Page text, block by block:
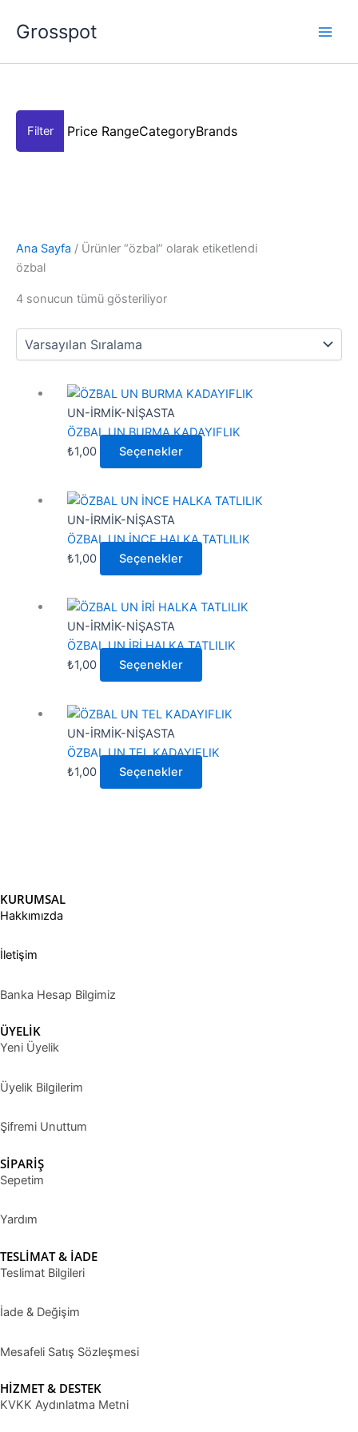
atlaGrosspot
Price RangeCategoryBrands
Ana Sayfa / Ürünler “özbal” olarak etiketlendi
özbal
4 sonucun tümü gösteriliyor
UN-İRMİK-NİŞASTA
ÖZBAL UN BURMA KADAYIFLIK
₺1,00 Seçenekler
Bu
birden
varyasyonu
Seçenekler
sayfasından
UN-İRMİK-NİŞASTA
ÖZBAL UN İNCE HALKA TATLILIK
₺1,00 Seçenekler
Bu
birden
varyasyonu
Seçenekler
sayfasından
UN-İRMİK-NİŞASTA
ÖZBAL UN İRİ HALKA TATLILIK
₺1,00 Seçenekler
Bu
birden
varyasyonu
Seçenekler
sayfasından
UN-İRMİK-NİŞASTA
ÖZBAL UN TEL KADAYIFLIK
₺1,00 Seçenekler
Bu
birden
varyasyonu
KURUMSAL
Hakkımızda
İletişim
Banka Hesap Bilgimiz
ÜYELİK
Yeni Üyelik
Üyelik Bilgilerim
Şifremi Unuttum
SİPARİŞ
Sepetim
Yardım
TESLİMAT & İADE
Teslimat Bilgileri
İade & Değişim
Mesafeli Satış Sözleşmesi
HİZMET & DESTEK
KVKK Aydınlatma Metni